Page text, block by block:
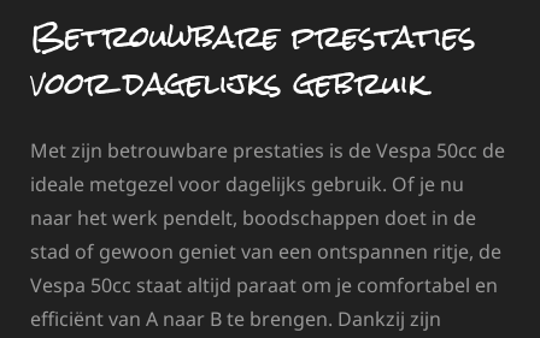
Betrouwbare prestaties
voor dagelijks gebruik
Met zijn betrouwbare prestaties is de Vespa 50cc de
ideale metgezel voor dagelijks gebruik. Of je nu
naar het werk pendelt, boodschappen doet in de
stad of gewoon geniet van een ontspannen ritje, de
Vespa 50cc staat altijd paraat om je comfortabel en
efficiënt van A naar B te brengen. Dankzij zijn